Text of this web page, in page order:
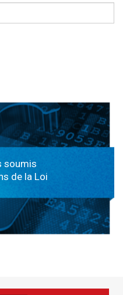
الهياكل الخاضعة
soumis
de la Loi